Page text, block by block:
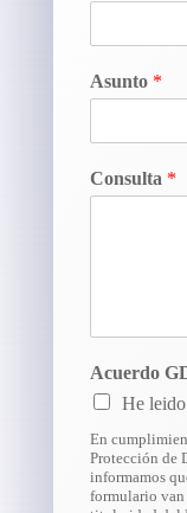
Asunto *
Consulta *
Acuerdo
He
En
Protección de
informamos
formulario van